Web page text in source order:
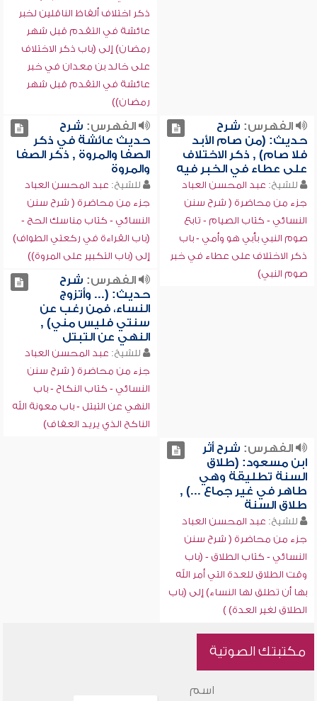
ذكر اختلاف ألفاظ الناقلين لخبر
عائشة في التقدم قبل شهر
رمضان) إلى (باب ذكر الاختلاف
على خالد بن معدان في خبر
عائشة في التقدم قبل شهر
رمضان))
الفهرس: شرح
حديث: (من صام الأبد
فلا صام) , ذكر الاختلاف
على عطاء في الخبر فيه
للشيخ: عبد المحسن العباد
جزء من محاضرة ( شرح سنن
النسائي - كتاب الصيام - تابع
صوم النبي بأبي هو وأمي - باب
ذكر الاختلاف على عطاء في خبر
صوم النبي)
الفهرس: شرح
حديث عائشة في ذكر
الصفا والمروة , ذكر الصفا
والمروة
للشيخ: عبد المحسن العباد
جزء من محاضرة ( شرح سنن
النسائي - كتاب مناسك الحج -
(باب القراءة في ركعتي الطواف)
إلى (باب التكبير على المروة))
الفهرس: شرح
حديث: (... وأتزوج
النساء، فمن رغب عن
سنتي فليس مني) ,
النهي عن التبتل
للشيخ: عبد المحسن العباد
جزء من محاضرة ( شرح سنن
النسائي - كتاب النكاح - باب
النهي عن التبتل - باب معونة الله
الناكح الذي يريد العفاف)
الفهرس: شرح أثر
ابن مسعود: (طلاق
السنة تطليقة وهي
طاهر في غير جماع ...) ,
طلاق السنة
للشيخ: عبد المحسن العباد
جزء من محاضرة ( شرح سنن
النسائي - كتاب الطلاق - (باب
وقت الطلاق للعدة التي أمر الله
بها أن تطلق لها النساء) إلى (باب
الطلاق لغير العدة) )
مكتبتك الصوتية
اسم